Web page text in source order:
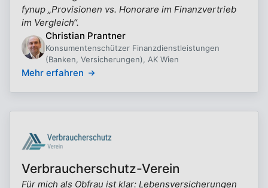
fynup „Provisionen vs. Honorare im Finanzvertrieb
im Vergleich“.
Christian Prantner
Konsumentenschützer Finanzdienstleistungen
(Banken, Versicherungen), AK Wien
Mehr erfahren
Verbraucherschutz-Verein
Für mich als Obfrau ist klar: Lebensversicherungen